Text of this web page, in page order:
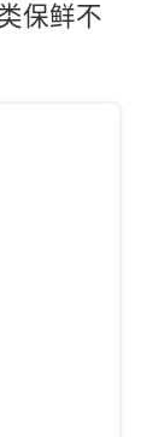
保鲜不